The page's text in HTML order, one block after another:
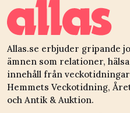
Allas.se erbjuder gripande
ämnen som relationer,
innehåll från
Hemmets Veckotidning,
och Antik & Auktion.